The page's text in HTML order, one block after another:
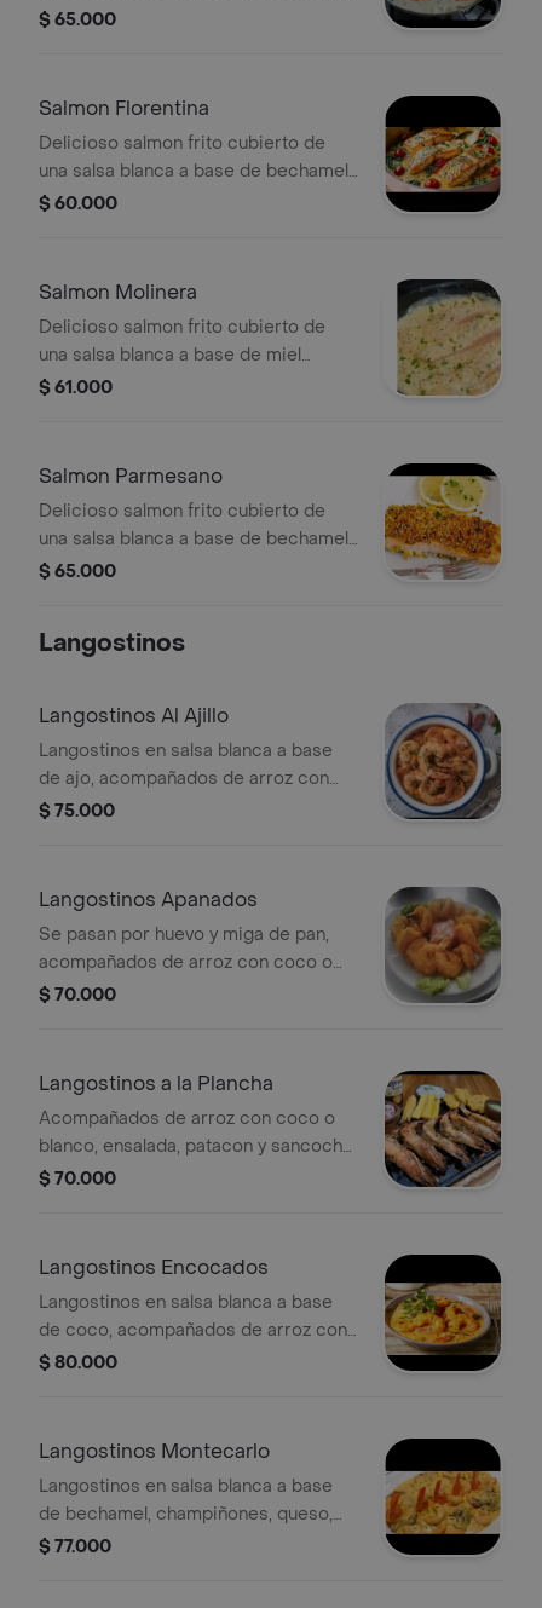
champiñones, camarones y queso,
sancocho de pescado.
$ 65.000
Salmon Florentina
Delicioso salmon frito cubierto de
una salsa blanca a base de bechamel,
espinaca, tomate y queso,
sancocho de pescado
$ 60.000
Salmon Molinera
Delicioso salmon frito cubierto de
una salsa blanca a base de miel
mostaza, vino, crema de leche,
sancocho de pescado.
$ 61.000
Salmon Parmesano
Delicioso salmon frito cubierto de
una salsa blanca a base de bechamel
y queso parmesano, acompañado de
pescado.
$ 65.000
Langostinos
Langostinos Al Ajillo
Langostinos en salsa blanca a base
de ajo, acompañados de arroz con
coco o blanco, ensalada, patacon y
$ 75.000
Langostinos Apanados
Se pasan por huevo y miga de pan,
acompañados de arroz con coco o
blanco, ensalada, patacon y sancocho
$ 70.000
Langostinos a la Plancha
Acompañados de arroz con coco o
blanco, ensalada, patacon y sancocho
de pescado.
$ 70.000
Langostinos Encocados
Langostinos en salsa blanca a base
de coco, acompañados de arroz con
coco o blanco, ensalada, patacon y
$ 80.000
Langostinos Montecarlo
Langostinos en salsa blanca a base
de bechamel, champiñones, queso,
acompañados de arroz con coco o
$ 77.000